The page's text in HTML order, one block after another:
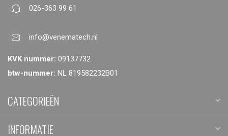
026-363 99 61
info@venematech.nl
KVK nummer: 09137732
btw-nummer: NL 819582232B01
CATEGORIEËN
INFORMATIE